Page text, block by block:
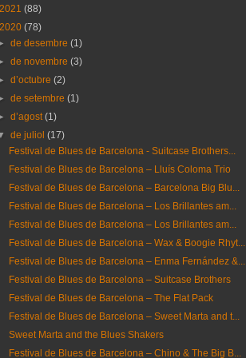
2021 (88)
2020 (78)
de desembre(1)
de novembre(3)
d’octubre(2)
de setembre(1)
d’agost(1)
de juliol(17)
Festival de Blues de Barcelona - Suitcase Brothers...
Festival de Blues de Barcelona – Lluís Coloma Trio
Festival de Blues de Barcelona – Barcelona Big Blu...
Festival de Blues de Barcelona – Los Brillantes am...
Festival de Blues de Barcelona – Los Brillantes am...
Festival de Blues de Barcelona – Wax & Boogie Rhyt...
Festival de Blues de Barcelona – Enma Fernández &...
Festival de Blues de Barcelona – Suitcase Brothers
Festival de Blues de Barcelona – The Flat Pack
Festival de Blues de Barcelona – Sweet Marta and t...
Sweet Marta and the Blues Shakers
Festival de Blues de Barcelona – Chino & The Big B...